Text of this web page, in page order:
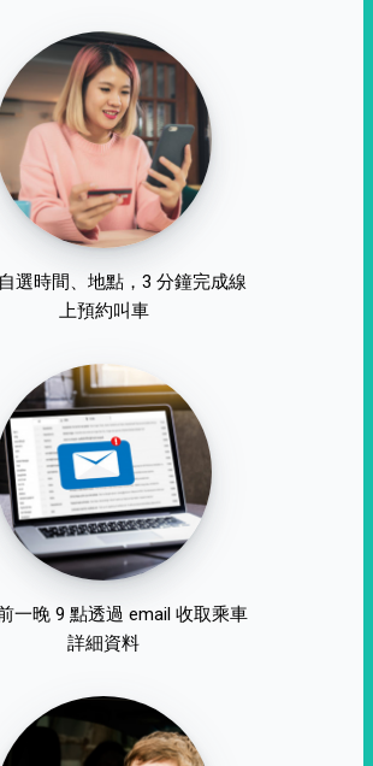
選時間、地點，3 分鐘完成線
上預約叫車
一晚 9 點透過 email 收取乘車
詳細資料